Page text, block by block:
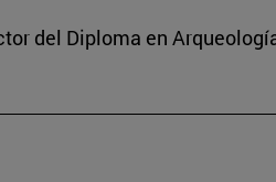
del Diploma en